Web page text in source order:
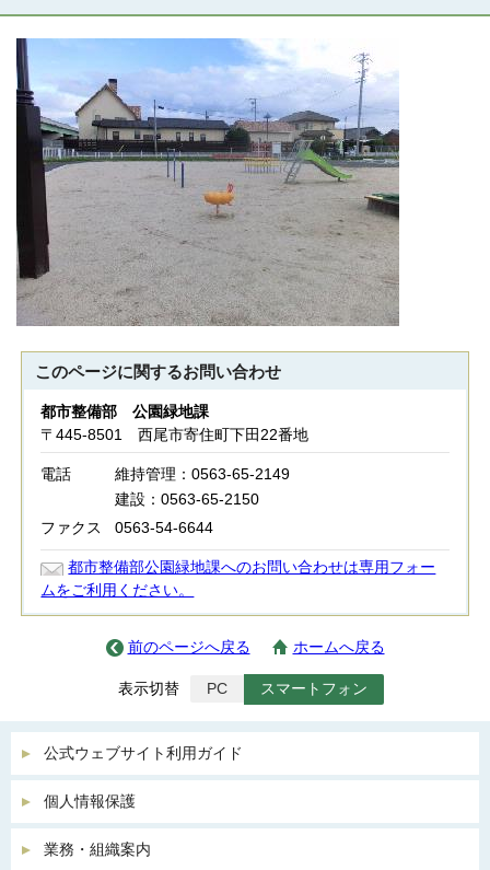
このページに関するお問い合わせ
都市整備部 公園緑地課
〒445-8501 西尾市寄住町下田22番地
電話
維持管理：0563-65-2149
建設：0563-65-2150
ファクス
0563-54-6644
都市整備部公園緑地課へのお問い合わせは専用フォー
ムをご利用ください。
前のページへ戻る ホームへ戻る
表示切替 PC スマートフォン
公式ウェブサイト利用ガイド
個人情報保護
業務・組織案内